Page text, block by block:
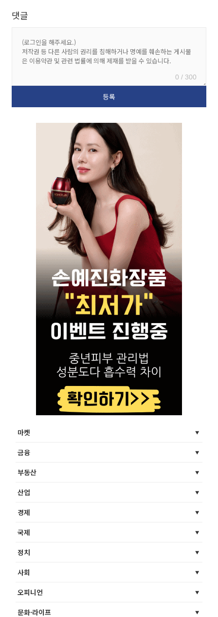
댓글
0 / 300
마켓
금융
부동산
산업
경제
국제
정치
사회
오피니언
문화·라이프